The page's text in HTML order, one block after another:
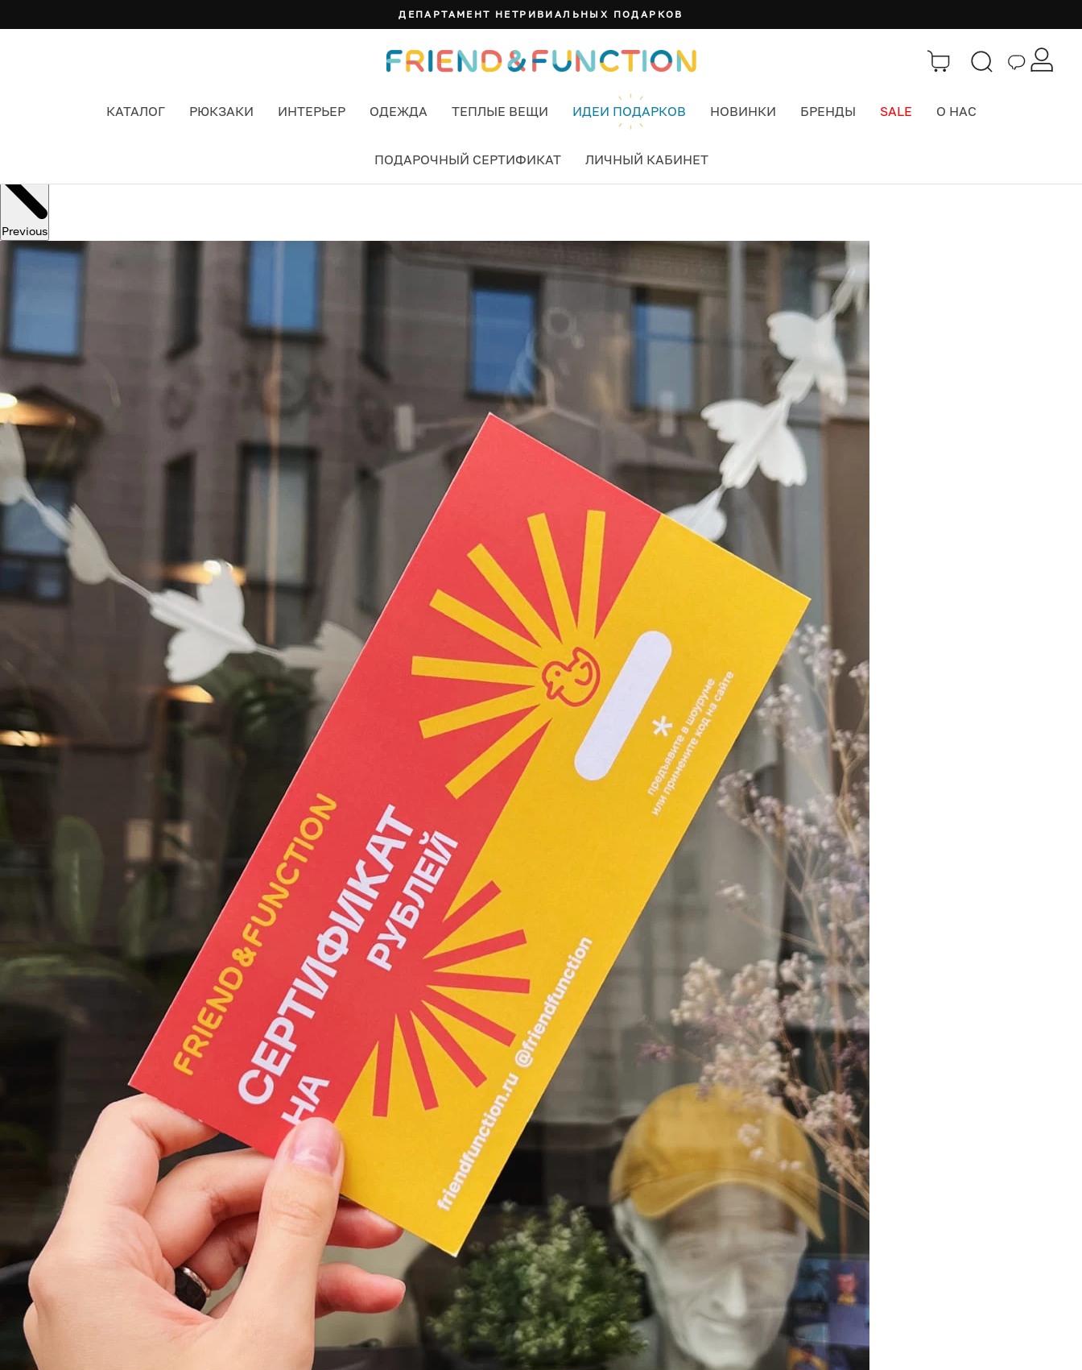
ДЕПАРТАМЕНТ НЕТРИВИАЛЬНЫХ ПОДАРКОВ
КАТАЛОГ РЮКЗАКИ ИНТЕРЬЕР ОДЕЖДА ТЕПЛЫЕ ВЕЩИ ИДЕИ ПОДАРКОВ НОВИНКИ БРЕНДЫ SALE О НАС
ПОДАРОЧНЫЙ СЕРТИФИКАТ ЛИЧНЫЙ КАБИНЕТ
Previous